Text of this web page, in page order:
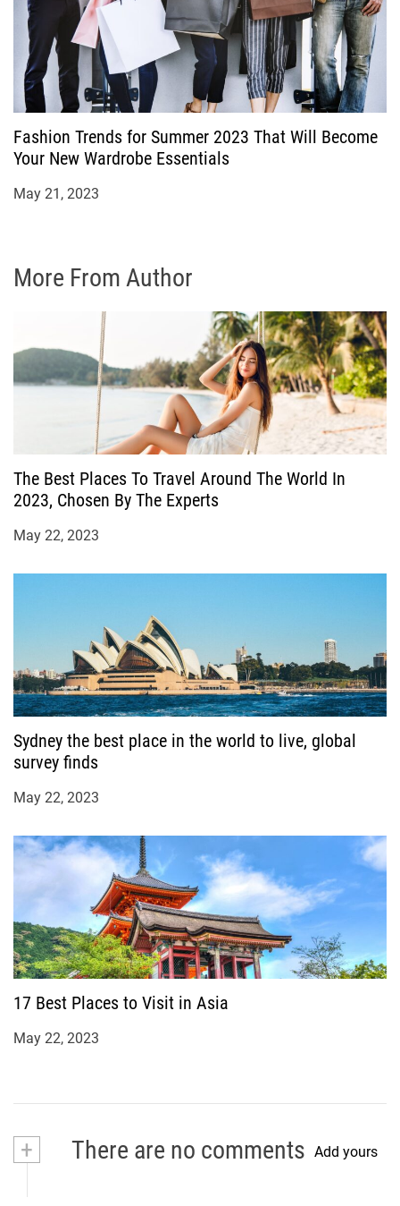
Fashion Trends for Summer 2023 That Will Become
Your New Wardrobe Essentials
May 21, 2023
More From Author
The Best Places To Travel Around The World In
2023, Chosen By The Experts
May 22, 2023
Sydney the best place in the world to live, global
survey finds
May 22, 2023
17 Best Places to Visit in Asia
May 22, 2023
+ There are no comments Add yours